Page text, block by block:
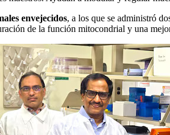
envejecidos, a los que se administró
de la función mitocondrial y una